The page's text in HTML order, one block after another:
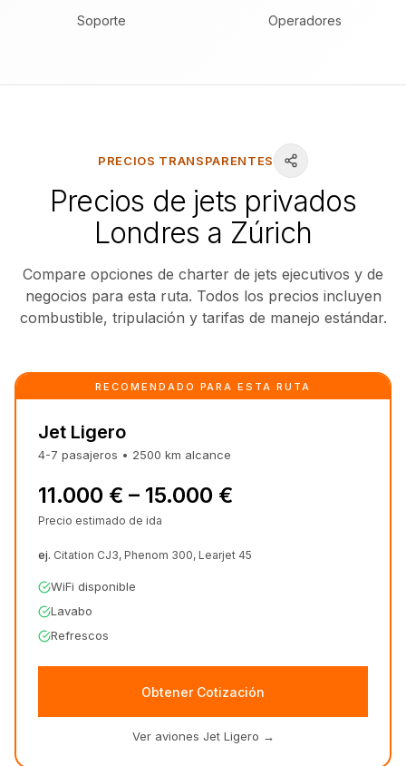
Soporte Operadores
PRECIOS TRANSPARENTES
Precios de jets privados
Londres a Zúrich
Compare opciones de charter de jets ejecutivos y de
negocios para esta ruta. Todos los precios incluyen
combustible, tripulación y tarifas de manejo estándar.
RECOMENDADO PARA ESTA RUTA
Jet Ligero
4-7 pasajeros • 2500 km alcance
11.000 € – 15.000 €
Precio estimado de ida
ej. Citation CJ3, Phenom 300, Learjet 45
WiFi disponible
Lavabo
Refrescos
Obtener Cotización
Ver aviones Jet Ligero →